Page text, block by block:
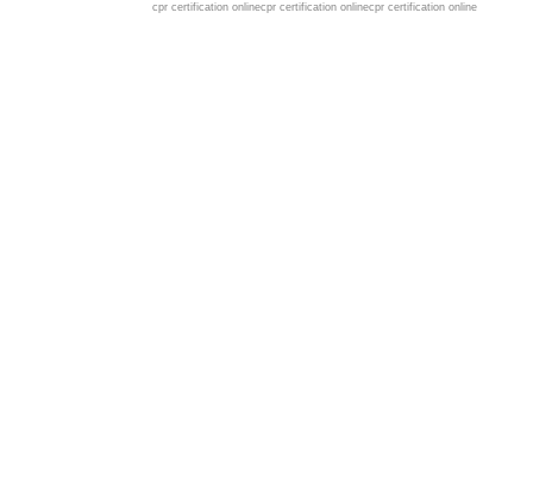
cpr certification onlinecpr certification onlinecpr certification online